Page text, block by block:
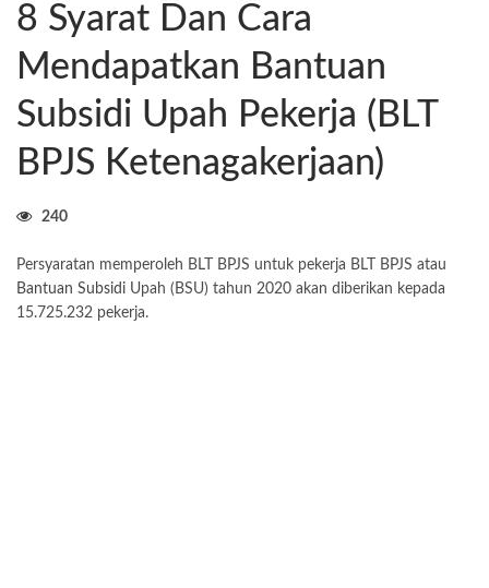
8 Syarat Dan Cara
Mendapatkan Bantuan
Subsidi Upah Pekerja (BLT
BPJS Ketenagakerjaan)
240
Persyaratan memperoleh BLT BPJS untuk pekerja BLT BPJS atau
Bantuan Subsidi Upah (BSU) tahun 2020 akan diberikan kepada
15.725.232 pekerja.